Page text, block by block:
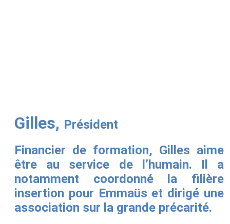
Gilles, Président
Financier de formation, Gilles aime
être au service de l’humain. Il a
notamment coordonné la filière
insertion pour Emmaüs et dirigé une
association sur la grande précarité.